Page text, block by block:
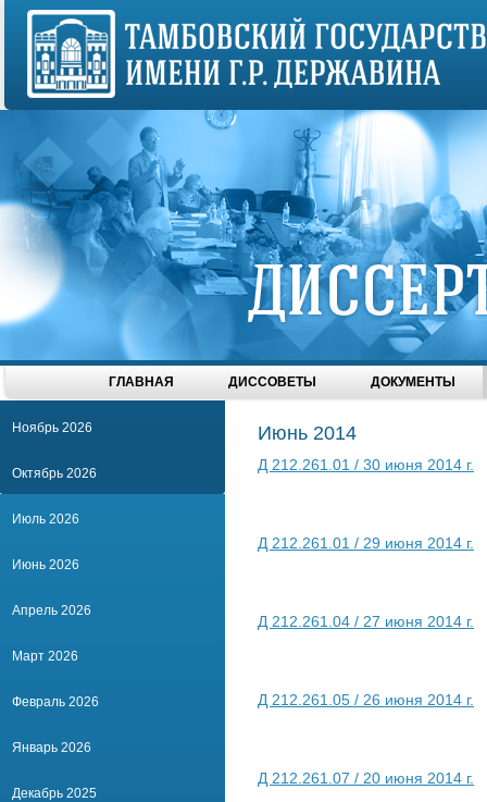
ГЛАВНАЯ ДИССОВЕТЫ ДОКУМЕНТЫ
Ноябрь 2026
Октябрь 2026
Июль 2026
Июнь 2026
Апрель 2026
Март 2026
Февраль 2026
Январь 2026
Декабрь 2025
Июнь 2014
Д 212.261.01 / 30 июня 2014 г.
Д 212.261.01 / 29 июня 2014 г.
Д 212.261.04 / 27 июня 2014 г.
Д 212.261.05 / 26 июня 2014 г.
Д 212.261.07 / 20 июня 2014 г.